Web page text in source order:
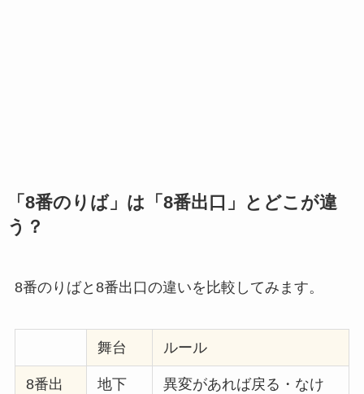
「8番のりば」は「8番出口」とどこが違
う？
8番のりばと8番出口の違いを比較してみます。
舞台 ルール
8番出
地下
異変があれば戻る・なけ